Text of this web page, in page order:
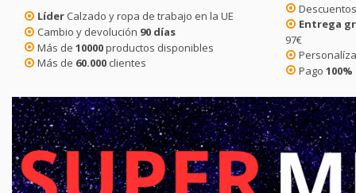
Líder Calzado y ropa de trabajo en la UE
Cambio y devolución 90 días
Más de 10000productos disponibles
Más de 60.000 clientes
Entrega
97€
Pago